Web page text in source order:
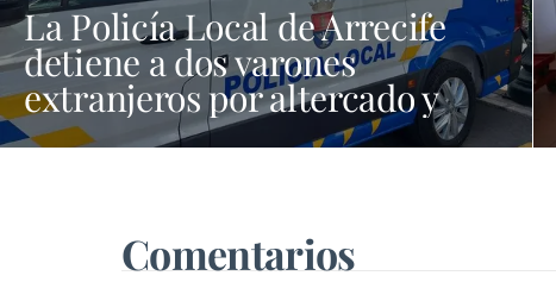
La Policía Local de Arrecife
detiene a dos varones
extranjeros por altercado y
amenazas con arma blanca
Comentarios